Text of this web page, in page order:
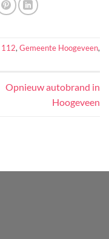
112, Gemeente Hoogeveen,
Opnieuw autobrand in
Hoogeveen